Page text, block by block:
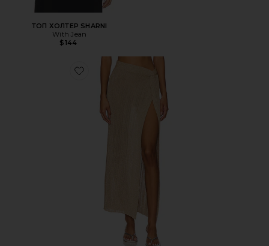
ТОП ХОЛТЕР SHARNI
With Jean
$144
Favorite ЮБКА HEART OF GOLD